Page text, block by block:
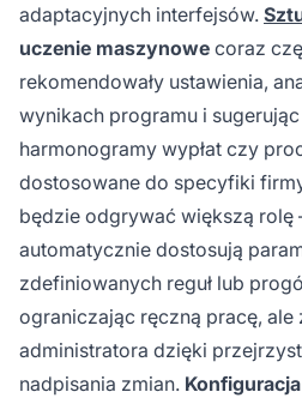
adaptacyjnych interfejsów.
uczenie maszynowe coraz
rekomendowały ustawienia,
wynikach programu i
harmonogramy wypłat czy
dostosowane do specyfiki
będzie odgrywać większą
automatycznie dostosują
zdefiniowanych reguł lub
ograniczając ręczną pracę,
administratora dzięki
nadpisania zmian.